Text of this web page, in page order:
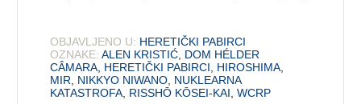
OBJAVLJENO U: HERETIČKI PABIRCI
OZNAKE: ALEN KRISTIĆ DOM HÉLDER
CÂMARA HERETIČKI PABIRCI HIROSHIMA
MIR
NIKKYO NIWANO NUKLEARNA
KATASTROFA RISSHŌ KŌSEI-KAI ,WCRP